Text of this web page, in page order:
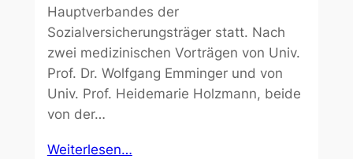
Hauptverbandes der
Sozialversicherungsträger statt. Nach
zwei medizinischen Vorträgen von Univ.
Prof. Dr. Wolfgang Emminger und von
Univ. Prof. Heidemarie Holzmann, beide
von der…
Weiterlesen…